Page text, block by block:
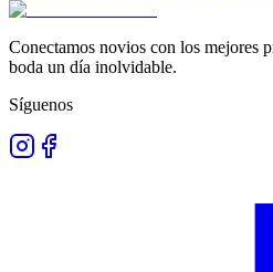
Conectamos novios con los mejores
boda un día inolvidable.
Síguenos